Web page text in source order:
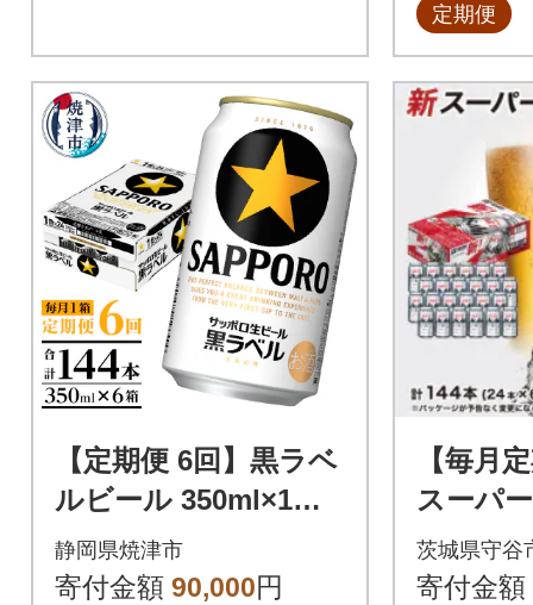
定期便
【定期便 6回】黒ラベ
ルビール 350ml×1箱
(24缶)(T0108-1506)
静岡県焼津市
寄付金額 90,000円
【毎月
スーパ
×24本(1
お届け(
茨城県守谷
寄付金額